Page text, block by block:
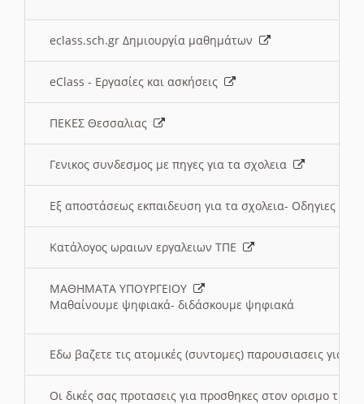
eclass.sch.gr Δημιουργία μαθημάτων
eClass - Εργασίες και ασκήσεις
ΠΕΚΕΣ Θεσσαλιας
Γενικος συνδεσμος με πηγες για τα σχολεια
Εξ αποστάσεως εκπαιδευση για τα σχολεια- Οδηγιες
Κατάλογος ωραιων εργαλειων ΤΠΕ
ΜΑΘΗΜΑΤΑ ΥΠΟΥΡΓΕΙΟΥ
Μαθαίνουμε ψηφιακά- διδάσκουμε ψηφιακά
Εδω βαζετε τις ατομικές (συντομες) παρουσιασεις για
Οι δικές σας προτασεις για προσθηκες στον ορισμο